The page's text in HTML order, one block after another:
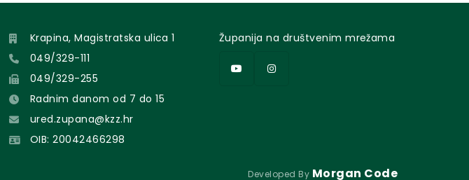
Krapina, Magistratska ulica 1
049/329-111
049/329-255
Radnim danom od 7 do 15
ured.zupana@kzz.hr
OIB: 20042466298
Županija na društvenim mrežama
Developed By Morgan Code